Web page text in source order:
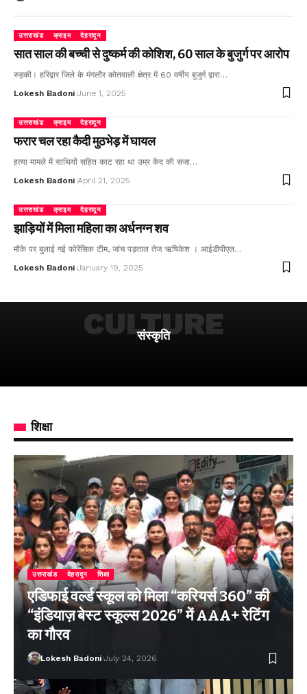
उत्तराखंड क्राइम देहरादून
सात साल की बच्ची से दुष्कर्म की कोशिश, 60 साल के बुजुर्ग पर आरोप
रुड़की। हरिद्वार जिले के मंगलौर कोतवाली क्षेत्र में 60 वर्षीय बुजुर्ग द्वारा…
Lokesh Badoni June 1, 2025
उत्तराखंड क्राइम देहरादून
फरार चल रहा कैदी मुठभेड़ में घायल
हत्या मामले में साथियों सहित काट रहा था उम्र कैद की सजा…
Lokesh Badoni April 21, 2025
उत्तराखंड क्राइम देहरादून
झाड़ियों में मिला महिला का अर्धनग्न शव
मौके पर बुलाई गई फोरेंसिक टीम, जांच पड़ताल तेज ऋषिकेश । आईडीपीएल…
Lokesh Badoni January 19, 2025
संस्कृति
CULTURE
शिक्षा
उत्तराखंड देहरादून शिक्षा
एडिफाई वर्ल्ड स्कूल को मिला “करियर्स 360” की
“इंडियाज़ बेस्ट स्कूल्स 2026” में AAA+ रेटिंग
का गौरव
Lokesh Badoni July 24, 2026